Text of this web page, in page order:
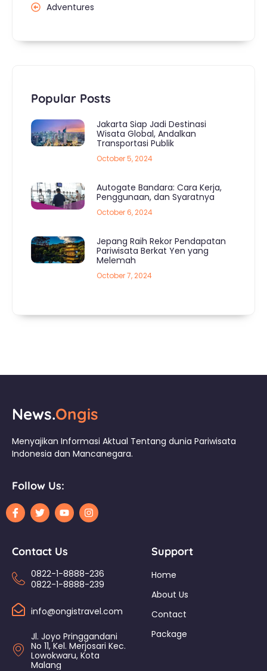
Adventures
Popular Posts
Jakarta Siap Jadi Destinasi
Wisata Global, Andalkan
Transportasi Publik
October 5, 2024
Autogate Bandara: Cara Kerja,
Penggunaan, dan Syaratnya
October 6, 2024
Jepang Raih Rekor Pendapatan
Pariwisata Berkat Yen yang
Melemah
October 7, 2024
News.Ongis
Menyajikan Informasi Aktual Tentang dunia Pariwisata
Indonesia dan Mancanegara.
Follow Us:
Contact Us
0822-1-8888-236
0822-1-8888-239
info@ongistravel.com
Jl. Joyo Pringgandani
No 11, Kel. Merjosari Kec.
Lowokwaru, Kota
Malang
Support
Home
About Us
Contact
Package